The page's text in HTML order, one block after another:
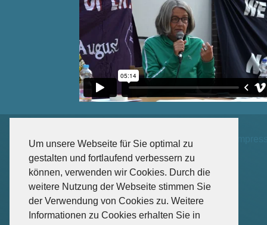
Um unsere Webseite für Sie optimal zu
gestalten und fortlaufend verbessern zu
können, verwenden wir Cookies. Durch die
weitere Nutzung der Webseite stimmen Sie
der Verwendung von Cookies zu. Weitere
Informationen zu Cookies erhalten Sie in